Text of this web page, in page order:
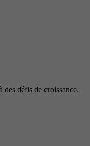
des défis de croissance.